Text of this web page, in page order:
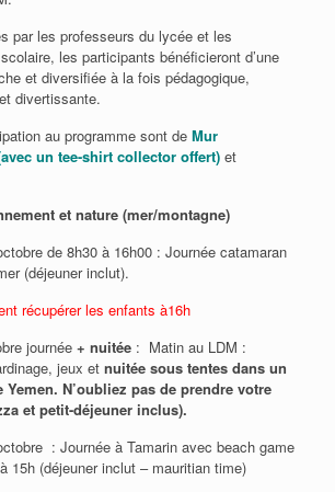
par les professeurs du lycée et les
les participants bénéficieront d’une
et diversifiée à la fois pédagogique,
divertissante.
au programme sont deMur
un tee-shirt collector offert) et
et nature (mer/montagne)
de 8h30 à 16h00 : Journée catamaran
(déjeuner inclut).
récupérer les enfants à16h
journée + nuitée: Matin au LDM :
jeux etnuitée sous tentes dans un
N’oubliez pas de prendre votre
et petit-déjeuner inclus).
: Journée à Tamarin avec beach game
15h (déjeuner inclut – mauritian time)